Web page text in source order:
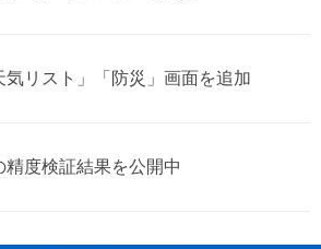
気リスト」「防災」画面を追加
精度検証結果を公開中